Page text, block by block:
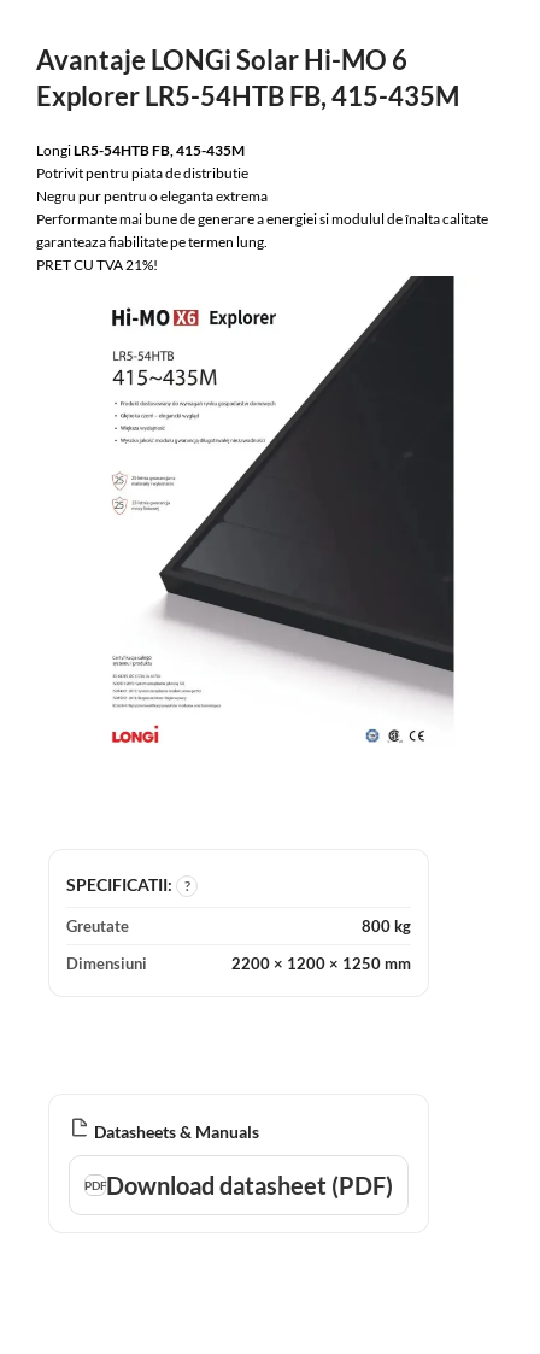
Avantaje LONGi Solar Hi-MO 6
Explorer LR5-54HTB FB, 415-435M
LongiLR5-54HTB FB, 415-435M
Potrivit pentru piata de distributie
Negru pur pentru o eleganta extrema
Performante mai bune de generare a energiei si modulul de înalta calitate
garanteaza fiabilitate pe termen lung.
PRET CU TVA 21%!
SPECIFICATII: ?
Greutate
800 kg
Dimensiuni
2200 × 1200 × 1250 mm
Datasheets & Manuals
Download datasheet (PDF)